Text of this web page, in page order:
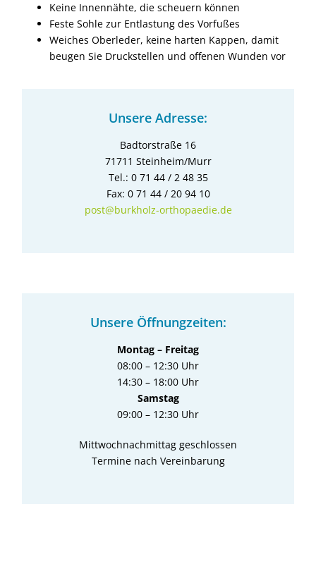
Keine Innennähte, die scheuern können
Feste Sohle zur Entlastung des Vorfußes
Weiches Oberleder, keine harten Kappen, damit
beugen Sie Druckstellen und offenen Wunden vor
Unsere Adresse:
Badtorstraße 16
71711 Steinheim/Murr
Tel.: 0 71 44 / 2 48 35
Fax: 0 71 44 / 20 94 10
post@burkholz-orthopaedie.de
Unsere Öffnungzeiten:
Montag – Freitag
08:00 – 12:30 Uhr
14:30 – 18:00 Uhr
Samstag
09:00 – 12:30 Uhr
Mittwochnachmittag geschlossen
Termine nach Vereinbarung